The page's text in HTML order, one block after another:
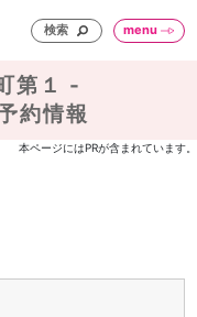
検索 menu
第１ -
約情報
本ページにはPRが含まれています。